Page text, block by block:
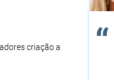
criação a